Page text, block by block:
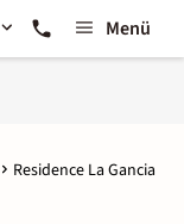
Menü
Residence La Gancia